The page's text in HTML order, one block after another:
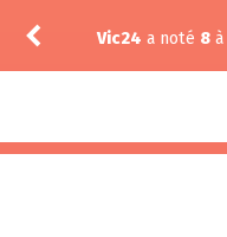
Vic24 a noté 8 à